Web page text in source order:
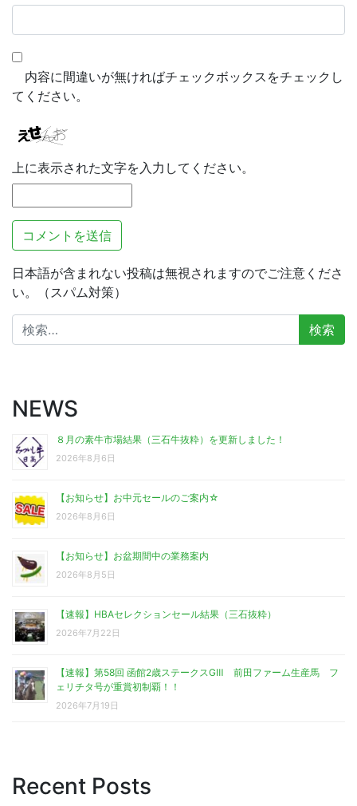
内容に間違いが無ければチェックボックスをチェックし
てください。
上に表示された文字を入力してください。
日本語が含まれない投稿は無視されますのでご注意くださ
い。（スパム対策）
検
索:
NEWS
８月の素牛市場結果（三石牛抜粋）を更新しました！
2026年8月6日
【お知らせ】お中元セールのご案内☆
2026年8月6日
【お知らせ】お盆期間中の業務案内
2026年8月5日
【速報】HBAセレクションセール結果（三石抜粋）
2026年7月22日
【速報】第58回 函館2歳ステークスGⅢ 前田ファーム生産馬 フ
ェリチタ号が重賞初制覇！！
2026年7月19日
Recent Posts